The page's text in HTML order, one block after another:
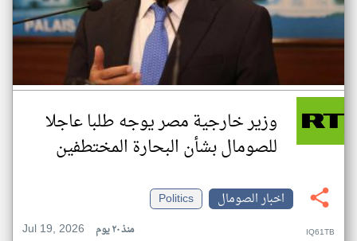
وزير خارجية مصر يوجه طلبا عاجلا
للصومال بشأن البحارة المختطفين
اخبار الصومال
Politics
Jul 19, 2026
منذ ٢٠ يوم IQ61TB